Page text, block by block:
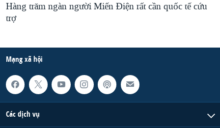
Hàng trăm ngàn người Miến Điện rất cần quốc tế cứu
trợ
Mạng xã hội
Các dịch vụ